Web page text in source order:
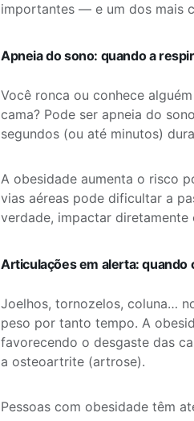
importantes — e um dos mais
Apneia do sono: quando a
Você ronca ou conhece
cama? Pode ser apneia do
segundos (ou até minutos)
A obesidade aumenta o risco
vias aéreas pode dificultar a
verdade, impactar
Articulações em alerta: quando
Joelhos, tornozelos, coluna…
peso por tanto tempo. A
favorecendo o desgaste das
a osteoartrite (artrose).
Pessoas com obesidade têm